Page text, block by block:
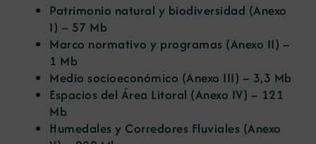
Patrimonio natural y biodiversidad (Anexo
I) – 57 Mb
Marco normativo y programas (Anexo II) –
1 Mb
Medio socioeconómico (Anexo III) – 3,3 Mb
Espacios del Área Litoral (Anexo IV) – 121
Mb
Humedales y Corredores Fluviales (Anexo